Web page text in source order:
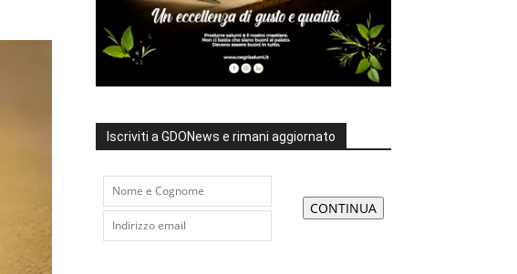
Iscriviti a GDONews e rimani aggiornato